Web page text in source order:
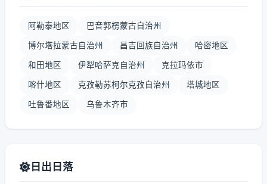
阿勒泰地区 巴音郭楞蒙古自治州
博尔塔拉蒙古自治州 昌吉回族自治州 哈密地区
和田地区 伊犁哈萨克自治州 克拉玛依市
喀什地区 克孜勒苏柯尔克孜自治州 塔城地区
吐鲁番地区 乌鲁木齐市
日出日落